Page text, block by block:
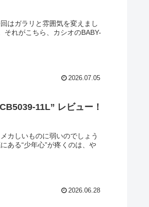
はガラリと雰囲気を変えまし
れがこちら、カシオのBABY-
2026.07.05
11L” レビュー！
カしいものに弱いのでしょう
ある“少年心”が疼くのは、や
2026.06.28